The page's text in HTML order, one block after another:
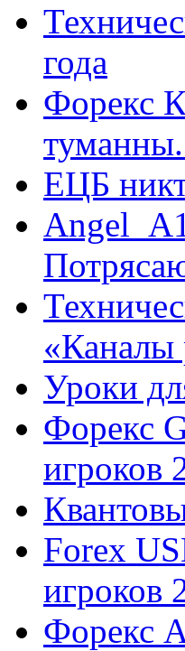
года
Форекс
ЕЦБ
«Каналы
Уроки
Форекс
игроков
Forex
игроков
Форекс